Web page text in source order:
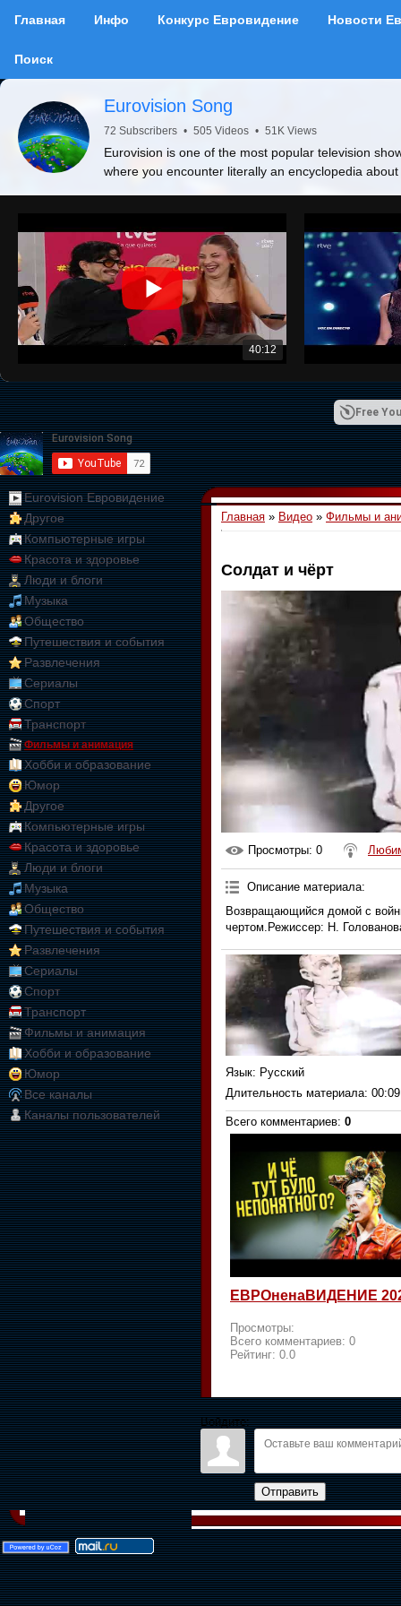
Главная Инфо Конкурс Евровидение Новости
Поиск
Eurovision Song
72 Subscribers • 505 Videos • 51K Views
Eurovision is one of the most popular television
where you encounter literally an encyclopedia
40:12
Free
Eurovision Евровидение
Другое
Компьютерные игры
Красота и здоровье
Люди и блоги
Музыка
Общество
Путешествия и события
Развлечения
Сериалы
Спорт
Транспорт
Фильмы и анимация
Хобби и образование
Юмор
Другое
Компьютерные игры
Красота и здоровье
Люди и блоги
Музыка
Общество
Путешествия и события
Развлечения
Сериалы
Спорт
Транспорт
Фильмы и анимация
Хобби и образование
Юмор
Все каналы
Каналы пользователей
Главная » Видео » Фильмы и
Солдат и чёрт
Просмотры: 0
Описание материала:
Возвращающийся домой с
чертом.Режиссер: Н.
Язык: Русский
Длительность материала:
Всего комментариев: 0
ЕВРОненаВИДЕНИЕ
Просмотры:
Всего комментариев: 0
Рейтинг: 0.0
Войдите:
Отправить